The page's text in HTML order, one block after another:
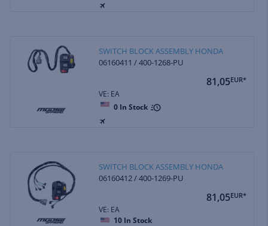
SWITCH BLOCK ASSEMBLY HONDA
06160411 / 400-1268-PU
81,05EUR*
VE: EA
0 In Stock
SWITCH BLOCK ASSEMBLY HONDA
06160412 / 400-1269-PU
81,05EUR*
VE: EA
10 In Stock